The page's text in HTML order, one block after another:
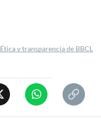
Ética y transparencia de BBCL